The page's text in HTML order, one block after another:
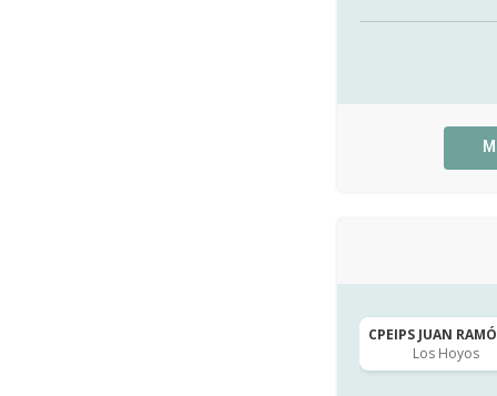
CPEIPS JUAN
Los Hoyos